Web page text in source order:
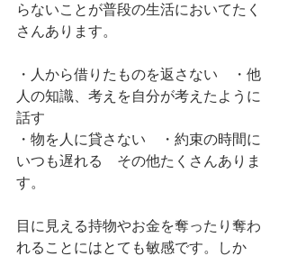
らないことが普段の生活においてたく
さんあります。
・人から借りたものを返さない　・他
人の知識、考えを自分が考えたように
話す
・物を人に貸さない　・約束の時間に
いつも遅れる　その他たくさんありま
す。
目に見える持物やお金を奪ったり奪わ
れることにはとても敏感です。しか